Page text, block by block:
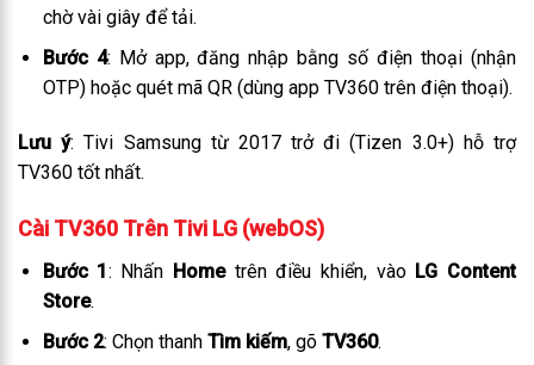
chờ vài giây để tải.
Bước 4: Mở app, đăng nhập bằng số điện thoại (nhận
OTP) hoặc quét mã QR (dùng app TV360 trên điện thoại).
Lưu ý: Tivi Samsung từ 2017 trở đi (Tizen 3.0+) hỗ trợ
TV360 tốt nhất.
Cài TV360 Trên Tivi LG (webOS)
Bước 1: Nhấn Hometrên điều khiển, vào LG Content
Store.
Bước 2: Chọn thanh Tìm kiếm, gõ TV360.